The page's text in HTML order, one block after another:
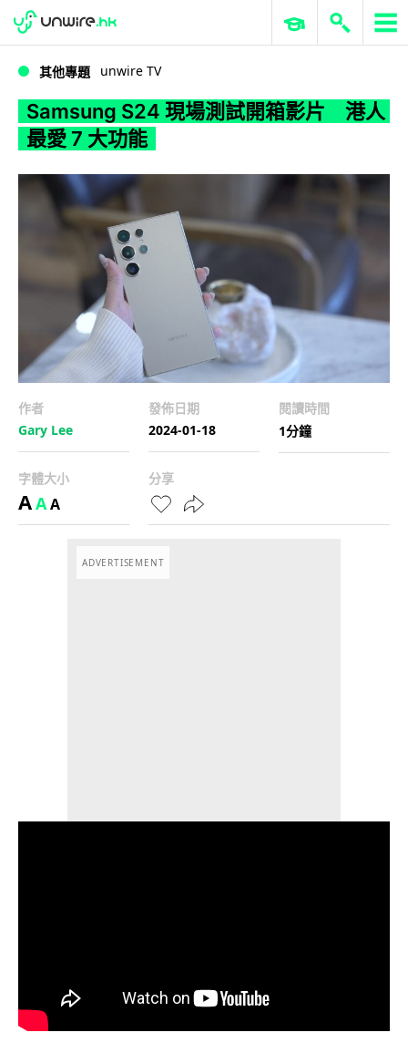
WWDC 2026 ERP 與商業 AI
其他專題 unwire TV
Samsung S24 現場測試開箱影片 港人
最愛 7 大功能
作者
Gary Lee
發佈日期
2024-01-18
閱讀時間
1分鐘
字體大小
AAA
分享
ADVERTISEMENT